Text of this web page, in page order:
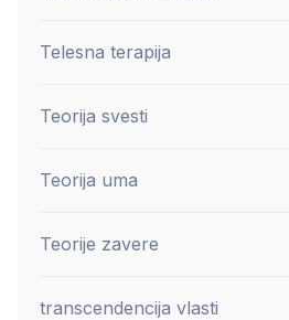
Telesna terapija
Teorija svesti
Teorija uma
Teorije zavere
transcendencija vlasti